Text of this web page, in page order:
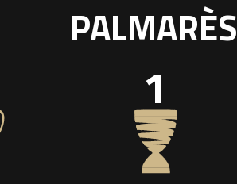
PALMARÈS
1